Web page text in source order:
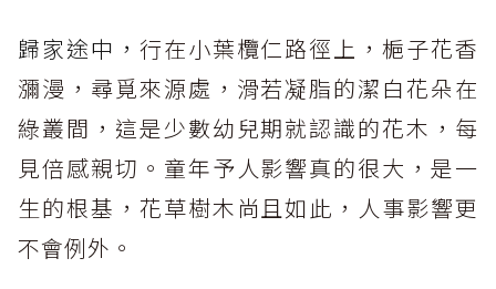
歸家途中， 行在小葉欖仁路徑上，梔子花香
瀰漫，尋覓來源處，滑若凝脂的潔白花朵在
綠叢間，這是少數幼兒期就認識的花木，每
見倍感親切。童年予人影響真的很大，是一
生的根基，花草樹木尚且如此，人事影響更
不會例外。